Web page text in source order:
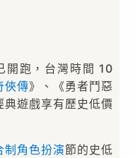
開跑，台灣時間 10
俠傳》、《勇者鬥惡
典遊戲享有歷史低價
制 角色扮演節的史低